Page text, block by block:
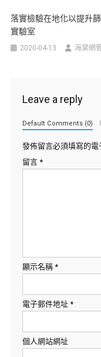
落實檢驗在地化以提升
實驗室
2020-04-13 海棠網
Leave a reply
Default Comments (0)
發佈留言必須填寫的電
留言 *
顯示名稱 *
電子郵件地址 *
個人網站網址